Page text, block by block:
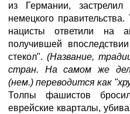
из Германии,
немецкого
нацисты ответили на
получившей
стекол". (Название,
стран. На самом же
(нем.) переводится как
Толпы фашистов
еврейские кварталы,